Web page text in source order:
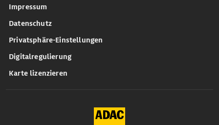
Impressum
Datenschutz
Privatsphäre-Einstellungen
Digitalregulierung
Karte lizenzieren